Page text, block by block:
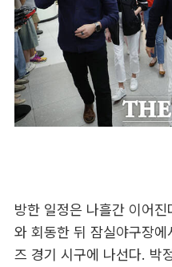
방한 일정은 나흘간 이어
와 회동한 뒤 잠실야구장
즈 경기 시구에 나선다. 박